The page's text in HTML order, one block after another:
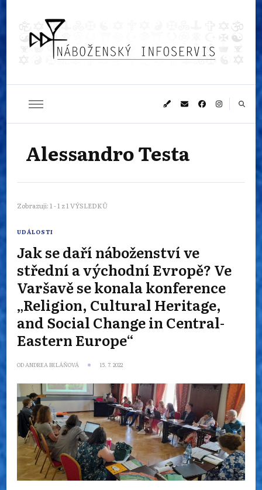
Náboženský
infoservis
Alessandro Testa
Zobrazuji: 1 - 1 z 1 VÝSLEDKŮ
UDÁLOSTI
Jak se daří náboženství ve
střední a východní Evropě? Ve
Varšavě se konala konference
„Religion, Cultural Heritage,
and Social Change in Central-
Eastern Europe“
ODANDREA BELÁŇOVÁ 15. 7. 2022